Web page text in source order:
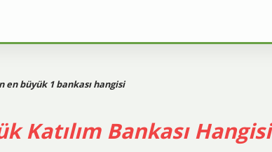
en büyük 1 bankası hangisi
Katılım Bankası Hangisi